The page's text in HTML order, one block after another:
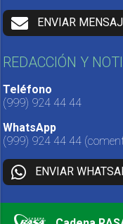
ENVIAR
REDACCIÓN Y
Teléfono
(999) 924 44 44
WhatsApp
(999) 924 44 44
ENVIAR